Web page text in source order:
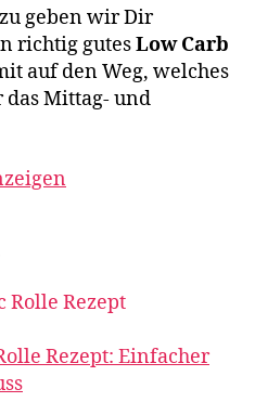
geben wir Dir
richtig gutesLow Carb
auf den Weg, welches
Mittag- und
Rezept: Einfacher